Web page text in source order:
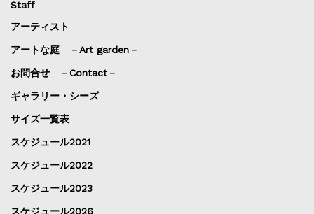
Staff
アーティスト
アートな庭 －Art garden－
お問合せ －Contact－
ギャラリー・シーズ
サイズ一覧表
スケジュール2021
スケジュール2022
スケジュール2023
スケジュール2026